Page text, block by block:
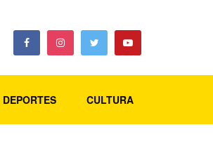
DEPORTES CULTURA